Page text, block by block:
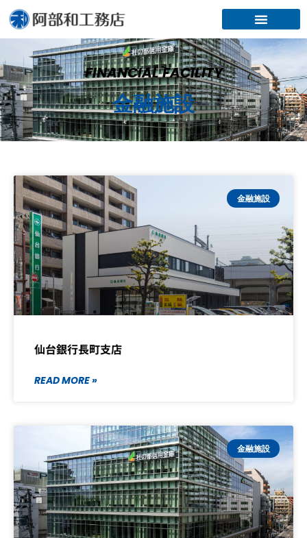
を
キ
ッ
プ
FINANCIAL FACILITY
金融施設
金融施設
仙台銀行長町支店
READ MORE »
金融施設
ー
ジ ジ